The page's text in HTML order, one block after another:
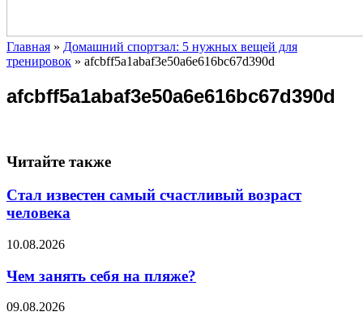
Главная » Домашний спортзал: 5 нужных вещей для
тренировок » afcbff5a1abaf3e50a6e616bc67d390d
afcbff5a1abaf3e50a6e616bc67d390d
Читайте также
Стал известен самый счастливый возраст
человека
10.08.2026
Чем занять себя на пляже?
09.08.2026